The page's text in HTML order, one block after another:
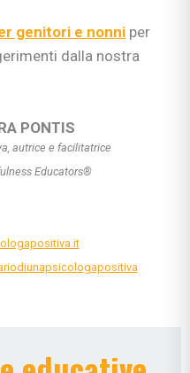
genitori e nonni per
dalla nostra
PONTIS
autrice e facilitatrice
Educators®